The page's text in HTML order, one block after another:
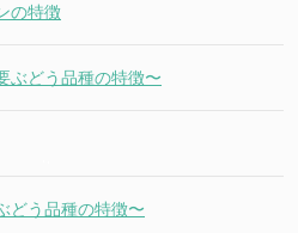
の特徴
ぶどう品種の特徴〜
どう品種の特徴〜